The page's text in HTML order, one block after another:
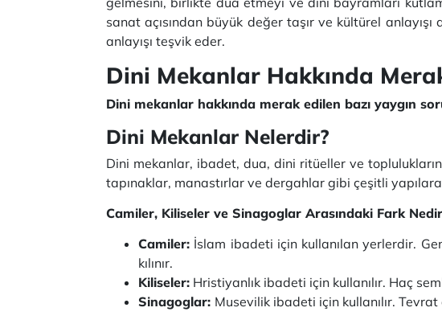
sanat açısından büyük değer taşır ve kültürel
anlayışı teşvik eder.
Dini Mekanlar Hakkında
Dini mekanlar hakkında merak edilen bazı yaygın
Dini Mekanlar Nelerdir?
Dini mekanlar, ibadet, dua, dini ritüeller ve
tapınaklar, manastırlar ve dergahlar gibi çeşitli
Camiler, Kiliseler ve Sinagoglar Arasındaki Fark
Camiler: İslam ibadeti için kullanılan yerlerdir.
kılınır.
Kiliseler: Hristiyanlık ibadeti için kullanılır. Haç
Sinagoglar: Musevilik ibadeti için kullanılır.